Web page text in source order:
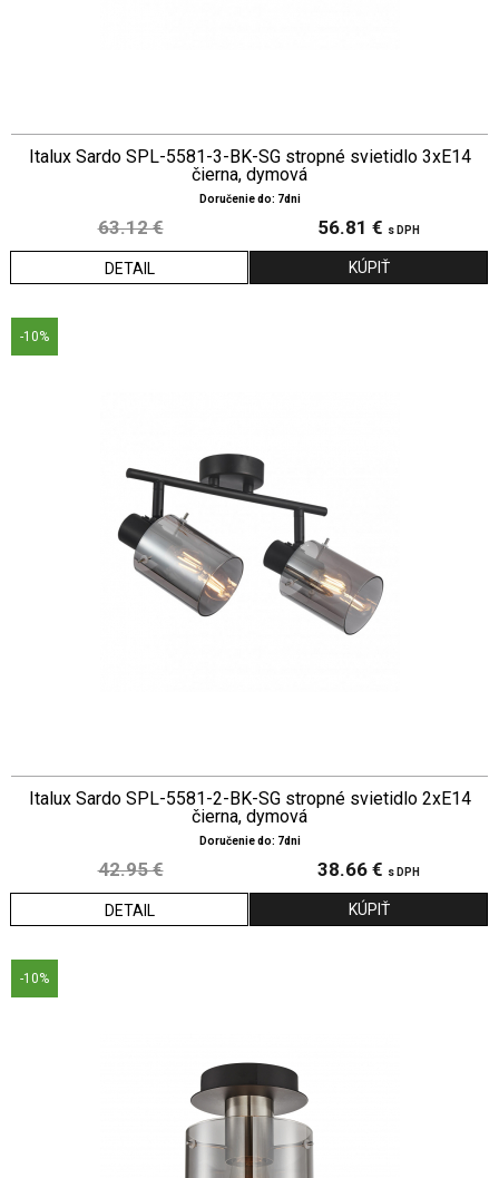
Italux Sardo SPL-5581-3-BK-SG stropné svietidlo 3xE14
čierna, dymová
Doručenie do: 7dni
63.12 € 56.81 € s DPH
DETAIL
-10%
Italux Sardo SPL-5581-2-BK-SG stropné svietidlo 2xE14
čierna, dymová
Doručenie do: 7dni
42.95 € 38.66 € s DPH
DETAIL
-10%